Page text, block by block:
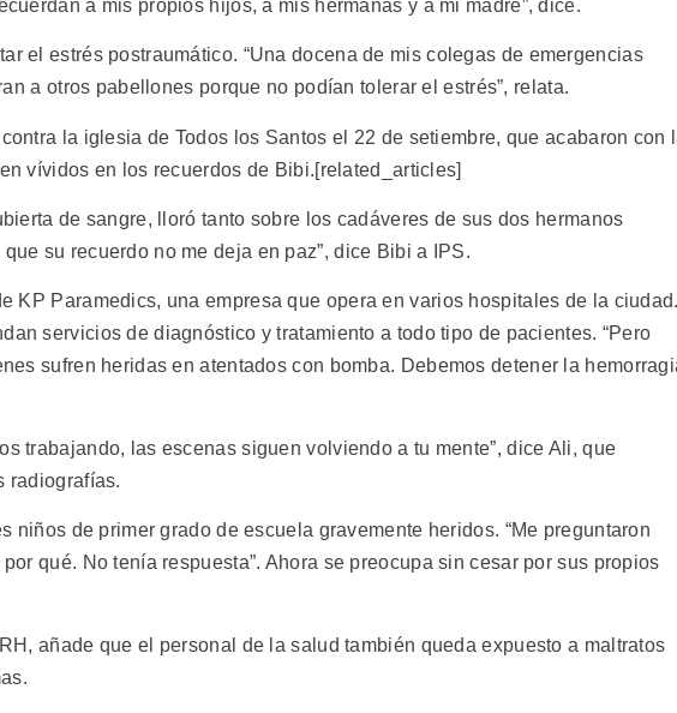
a mis propios hijos, a mis hermanas y a mi madre”, dice.
el estrés postraumático. “Una docena de mis colegas de emergencias
a otros pabellones porque no podían tolerar el estrés”, relata.
la iglesia de Todos los Santos el 22 de setiembre, que acabaron con
vívidos en los recuerdos de Bibi.[related_articles]
de sangre, lloró tanto sobre los cadáveres de sus dos hermanos
su recuerdo no me deja en paz”, dice Bibi a IPS.
KP Paramedics, una empresa que opera en varios hospitales de la
servicios de diagnóstico y tratamiento a todo tipo de pacientes. “Pero
sufren heridas en atentados con bomba. Debemos detener la
trabajando, las escenas siguen volviendo a tu mente”, dice Ali, que
radiografías.
niños de primer grado de escuela gravemente heridos. “Me preguntaron
qué. No tenía respuesta”. Ahora se preocupa sin cesar por sus propios
añade que el personal de la salud también queda expuesto a maltratos